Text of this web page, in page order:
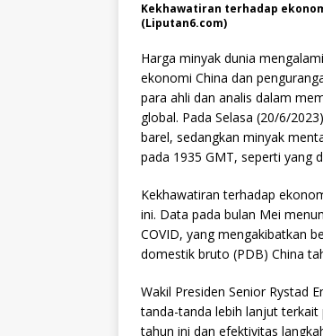
Kekhawatiran terhadap
(Liputan6.com)
Harga minyak dunia
ekonomi China dan
para ahli dan analis dalam
global. Pada Selasa (20/6/
barel, sedangkan minyak
pada 1935 GMT, seperti yang
Kekhawatiran terhadap
ini. Data pada bulan Mei
COVID, yang mengakibatkan
domestik bruto (PDB) China
Wakil Presiden Senior Rystad
tanda-tanda lebih lanjut terkait
tahun ini dan efektivitas